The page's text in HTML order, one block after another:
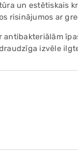
un estētiskais
risinājumos ar
izvēle